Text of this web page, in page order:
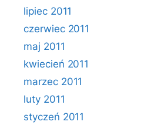
lipiec 2011
czerwiec 2011
maj 2011
kwiecień 2011
marzec 2011
luty 2011
styczeń 2011